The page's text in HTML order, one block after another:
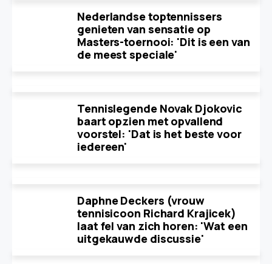
Nederlandse toptennissers
genieten van sensatie op
Masters-toernooi: 'Dit is een van
de meest speciale'
Tennislegende Novak Djokovic
baart opzien met opvallend
voorstel: 'Dat is het beste voor
iedereen'
Daphne Deckers (vrouw
tennisicoon Richard Krajicek)
laat fel van zich horen: 'Wat een
uitgekauwde discussie'